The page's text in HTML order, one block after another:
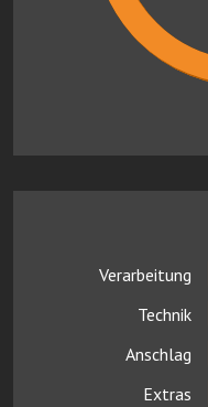
Verarbeitung
Technik
Anschlag
Extras